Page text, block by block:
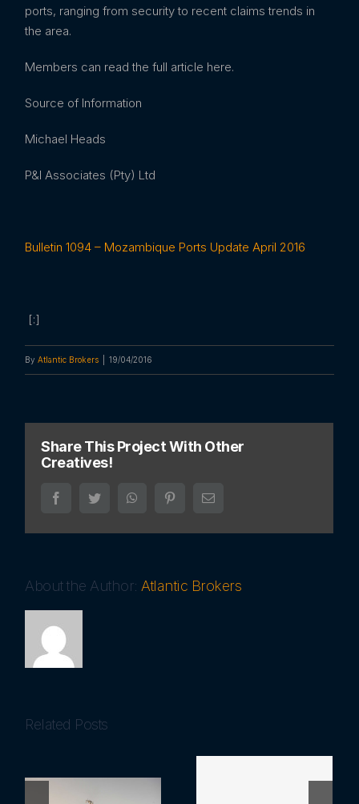
ports, ranging from security to recent claims trends in
the area.
Members can read the full article here.
Source of Information
Michael Heads
P&I Associates (Pty) Ltd
Bulletin 1094 – Mozambique Ports Update April 2016
[:]
ByAtlantic Brokers 19/04/2016
Share This Project With Other
Creatives!
FacebookTwitter WhatsAppPinterestEmail
About the Author: Atlantic Brokers
Related Posts